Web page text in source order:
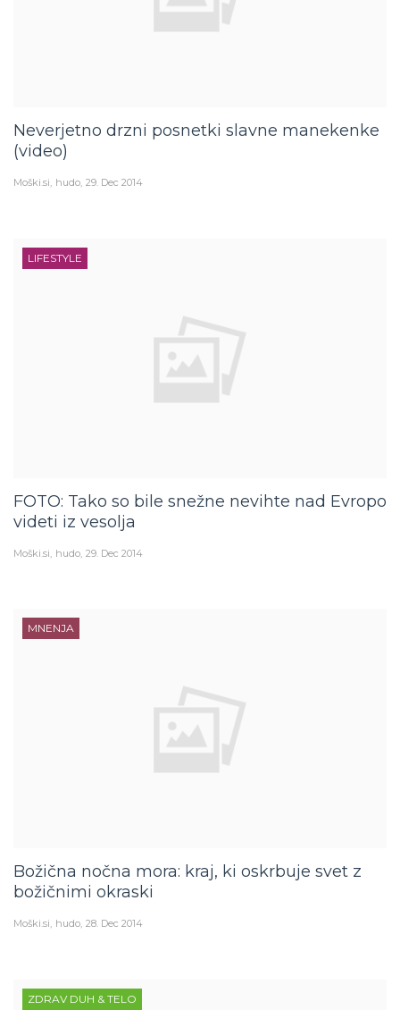
Neverjetno drzni posnetki slavne manekenke
(video)
Moški.si hudo 29. Dec 2014
LIFESTYLE
FOTO: Tako so bile snežne nevihte nad Evropo
videti iz vesolja
Moški.si hudo 29. Dec 2014
MNENJA
Božična nočna mora: kraj, ki oskrbuje svet z
božičnimi okraski
Moški.si hudo 28. Dec 2014
ZDRAV DUH & TELO